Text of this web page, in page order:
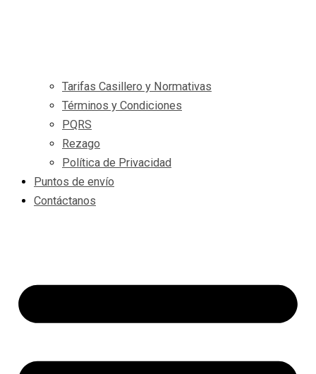
Tarifas Casillero y Normativas
Términos y Condiciones
PQRS
Rezago
Política de Privacidad
Puntos de envío
Contáctanos